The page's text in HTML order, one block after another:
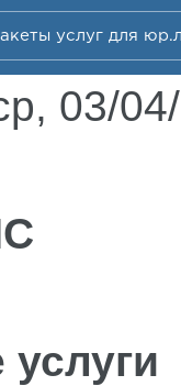
услуг для
03/